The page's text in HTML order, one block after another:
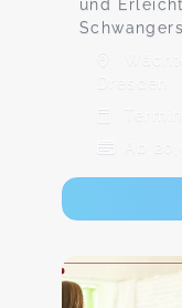
und
Dresden
Ab